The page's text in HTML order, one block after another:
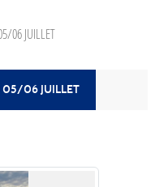
06 JUILLET
05/06 JUILLET